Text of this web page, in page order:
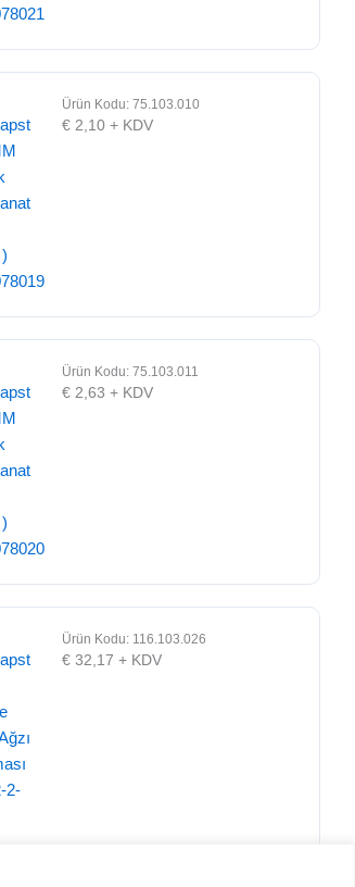
Ürün Kodu: 75.103.010
€2,10+ KDV
Ürün Kodu: 75.103.011
€2,63 + KDV
Ürün Kodu: 116.103.026
€32,17 + KDV